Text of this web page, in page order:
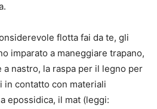
flotta fai da te, gli
imparato a maneggiare trapano,
nastro, la raspa per il legno per
contatto con materiali
epossidica, il mat (leggi: